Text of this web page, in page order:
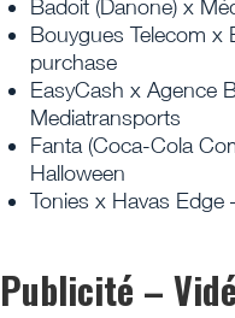
Badoit (Danone) x
Bouygues Telecom x
purchase
EasyCash x Agence
Mediatransports
Fanta (Coca-Cola
Halloween
Tonies x Havas Edge
Publicité –